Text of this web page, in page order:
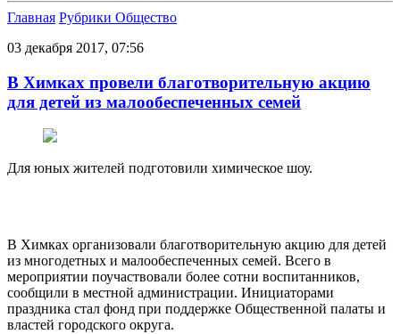
Главная Рубрики Общество
03 декабря 2017, 07:56
В Химках провели благотворительную акцию
для детей из малообеспеченных семей
Для юных жителей подготовили химическое шоу.
В Химках организовали благотворительную акцию для детей
из многодетных и малообеспеченных семей. Всего в
мероприятии поучаствовали более сотни воспитанников,
сообщили в местной администрации. Инициаторами
праздника стал фонд при поддержке Общественной палаты и
властей городского округа.